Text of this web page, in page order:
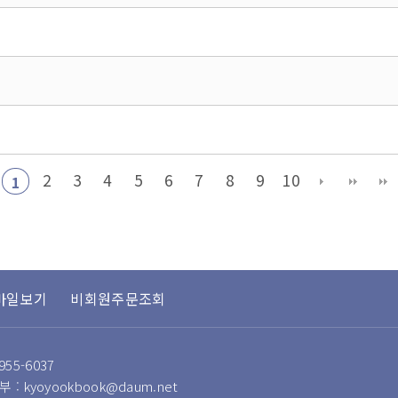
1 2 3 4 5 6 7 8 9 10
일보기 비회원주문조회
6037
: kyoyookbook@daum.net